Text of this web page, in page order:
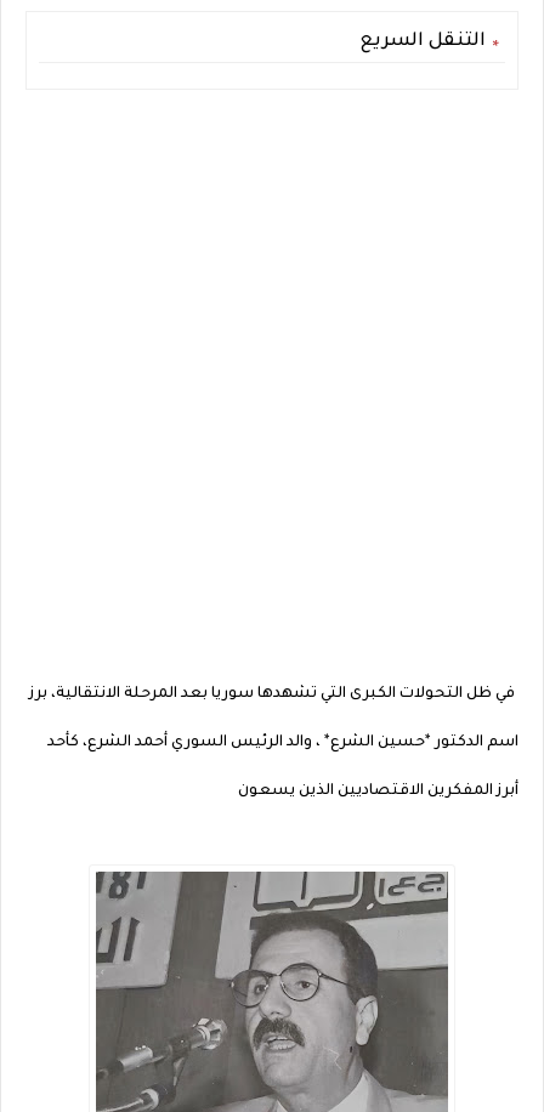
التنقل السريع
في ظل التحولات الكبرى التي تشهدها سوريا بعد المرحلة الانتقالية، برز
اسم الدكتور *حسين الشرع* ، والد الرئيس السوري أحمد الشرع، كأحد
أبرز المفكرين الاقتصاديين الذين يسعون